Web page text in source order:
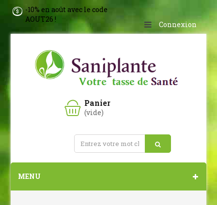
Connexion
-10% en août avec le code
AOUT26 !
Panier
(vide)
MENU